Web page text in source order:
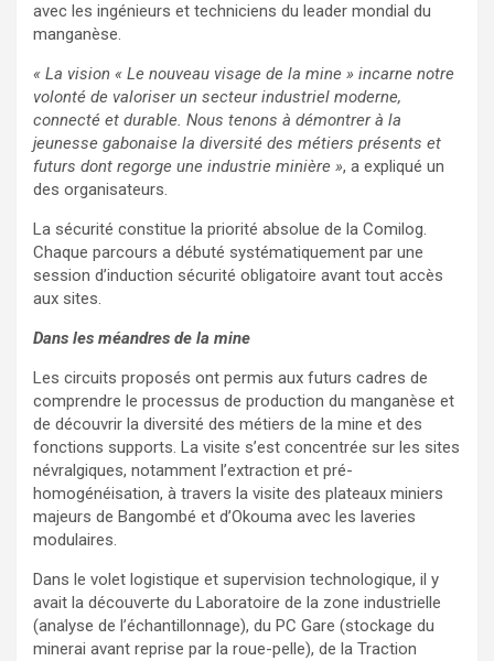
avec les ingénieurs et techniciens du leader mondial du
manganèse.
« La vision « Le nouveau visage de la mine » incarne notre
volonté de valoriser un secteur industriel moderne,
connecté et durable. Nous tenons à démontrer à la
jeunesse gabonaise la diversité des métiers présents et
futurs dont regorge une industrie minière », a expliqué un
des organisateurs.
La sécurité constitue la priorité absolue de la Comilog.
Chaque parcours a débuté systématiquement par une
session d’induction sécurité obligatoire avant tout accès
aux sites.
Dans les méandres de la mine
Les circuits proposés ont permis aux futurs cadres de
comprendre le processus de production du manganèse et
de découvrir la diversité des métiers de la mine et des
fonctions supports. La visite s’est concentrée sur les sites
névralgiques, notamment l’extraction et pré-
homogénéisation, à travers la visite des plateaux miniers
majeurs de Bangombé et d’Okouma avec les laveries
modulaires.
Dans le volet logistique et supervision technologique, il y
avait la découverte du Laboratoire de la zone industrielle
(analyse de l’échantillonnage), du PC Gare (stockage du
minerai avant reprise par la roue-pelle), de la Traction